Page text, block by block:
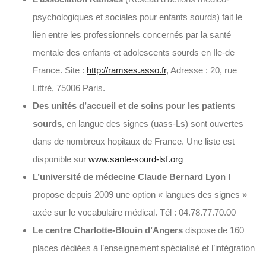
psychologiques et sociales pour enfants sourds) fait le
lien entre les professionnels concernés par la santé
mentale des enfants et adolescents sourds en Ile-de
France. Site : http://ramses.asso.fr, Adresse : 20, rue
Littré, 75006 Paris.
Des unités d’accueil et de soins pour les patients
sourds, en langue des signes (uass-Ls) sont ouvertes
dans de nombreux hopitaux de France. Une liste est
disponible sur www.sante-sourd-lsf.org
L’université de médecine Claude Bernard Lyon I
propose depuis 2009 une option « langues des signes »
axée sur le vocabulaire médical. Tél : 04.78.77.70.00
Le centre Charlotte-Blouin d’Angers dispose de 160
places dédiées à l’enseignement spécialisé et l’intégration